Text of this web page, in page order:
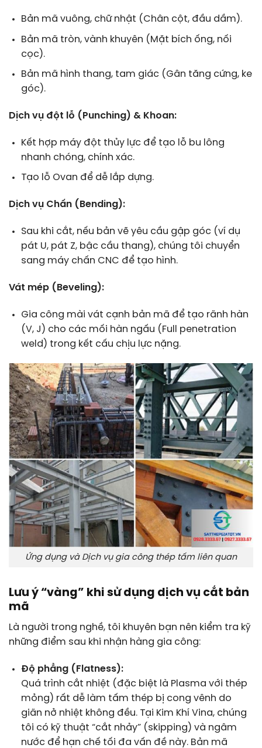
Bản mã vuông, chữ nhật (Chân cột, đầu dầm).
Bản mã tròn, vành khuyên (Mặt bích ống, nối
cọc).
Bản mã hình thang, tam giác (Gân tăng cứng, ke
góc).
Dịch vụ đột lỗ (Punching) & Khoan:
Kết hợp máy đột thủy lực để tạo lỗ bu lông
nhanh chóng, chính xác.
Tạo lỗ Ovan để dễ lắp dựng.
Dịch vụ Chấn (Bending):
Sau khi cắt, nếu bản vẽ yêu cầu gập góc (ví dụ
pát U, pát Z, bậc cầu thang), chúng tôi chuyển
sang máy chấn CNC để tạo hình.
Vát mép (Beveling):
Gia công mài vát cạnh bản mã để tạo rãnh hàn
(V, J) cho các mối hàn ngấu (Full penetration
weld) trong kết cấu chịu lực nặng.
Ứng dụng và Dịch vụ gia công thép tấm liên quan
Lưu ý “vàng” khi sử dụng dịch vụ cắt bản
mã
Là người trong nghề, tôi khuyên bạn nên kiểm tra kỹ
những điểm sau khi nhận hàng gia công:
Độ phẳng (Flatness):
Quá trình cắt nhiệt (đặc biệt là Plasma với thép
mỏng) rất dễ làm tấm thép bị cong vênh do
giãn nở nhiệt không đều. Tại Kim Khí Vina, chúng
tôi có kỹ thuật “cắt nhảy” (skipping) và ngâm
nước để hạn chế tối đa vấn đề này. Bản mã